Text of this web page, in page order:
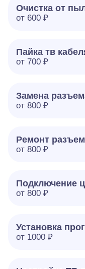
Очистка от
от 600 ₽
Пайка тв
от 700 ₽
Замена
от 800 ₽
Ремонт
от 800 ₽
Подключение
от 800 ₽
Установка
от 1000 ₽